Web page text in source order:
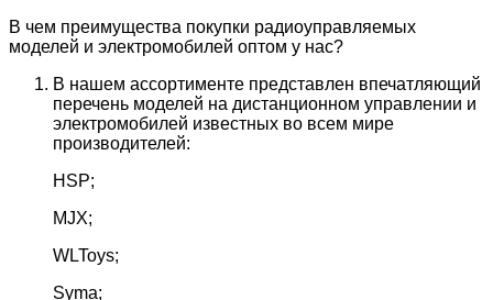
В чем преимущества покупки радиоуправляемых
моделей и электромобилей оптом у нас?
В нашем ассортименте представлен впечатляющий
перечень моделей на дистанционном управлении и
электромобилей известных во всем мире
производителей:
HSP;
MJX;
WLToys;
Syma;